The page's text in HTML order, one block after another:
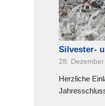
Silvester-
28.
Herzliche